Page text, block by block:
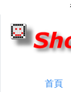
首頁